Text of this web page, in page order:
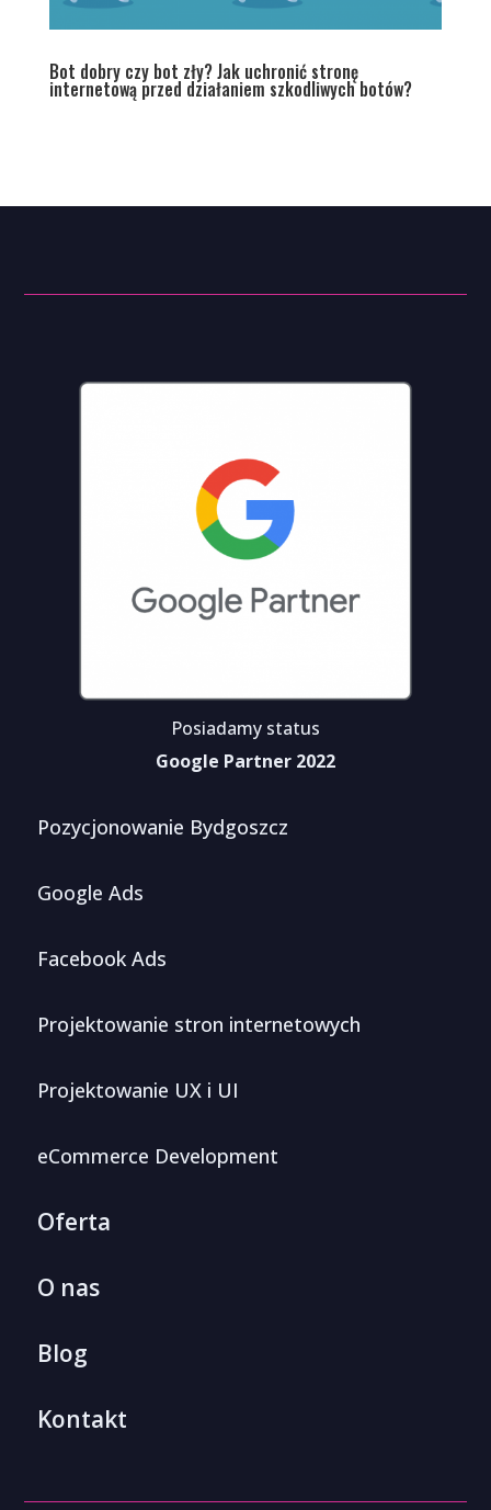
Bot dobry czy bot zły? Jak uchronić stronę
internetową przed działaniem szkodliwych botów?
Posiadamy status
Google Partner 2022
Pozycjonowanie Bydgoszcz
Google Ads
Facebook Ads
Projektowanie stron internetowych
Projektowanie UX i UI
eCommerce Development
Oferta
O nas
Blog
Kontakt